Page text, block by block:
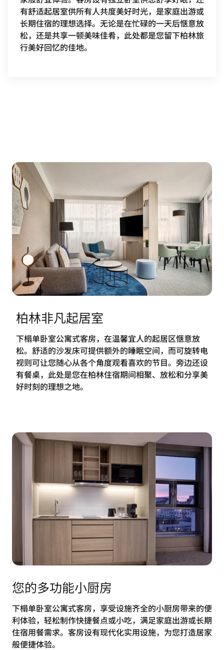
有舒适起居室供所有人共度美好时光，是家庭出游或
长期住宿的理想选择。无论是在忙碌的一天后惬意放
松，还是共享一顿美味佳肴，此处都是您留下柏林旅
行美好回忆的佳地。
柏林非凡起居室
下榻单卧室公寓式客房，在温馨宜人的起居区惬意放
松。舒适的沙发床可提供额外的睡眠空间，而可旋转电
视则可让您随心从各个角度观看喜欢的节目。旁边还设
有餐桌，此处是您在柏林住宿期间相聚、放松和分享美
好时刻的理想之地。
您的多功能小厨房
下榻单卧室公寓式客房，享受设施齐全的小厨房带来的便
利体验，轻松制作快捷餐点或小吃，满足家庭出游或长期
住宿用餐需求。客房设有现代化实用设施，为您打造居家
般便捷体验。